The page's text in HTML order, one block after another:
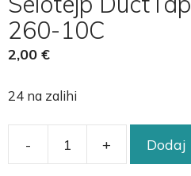
260-10C
2,00 €
24 na zalihi
- + Dodaj